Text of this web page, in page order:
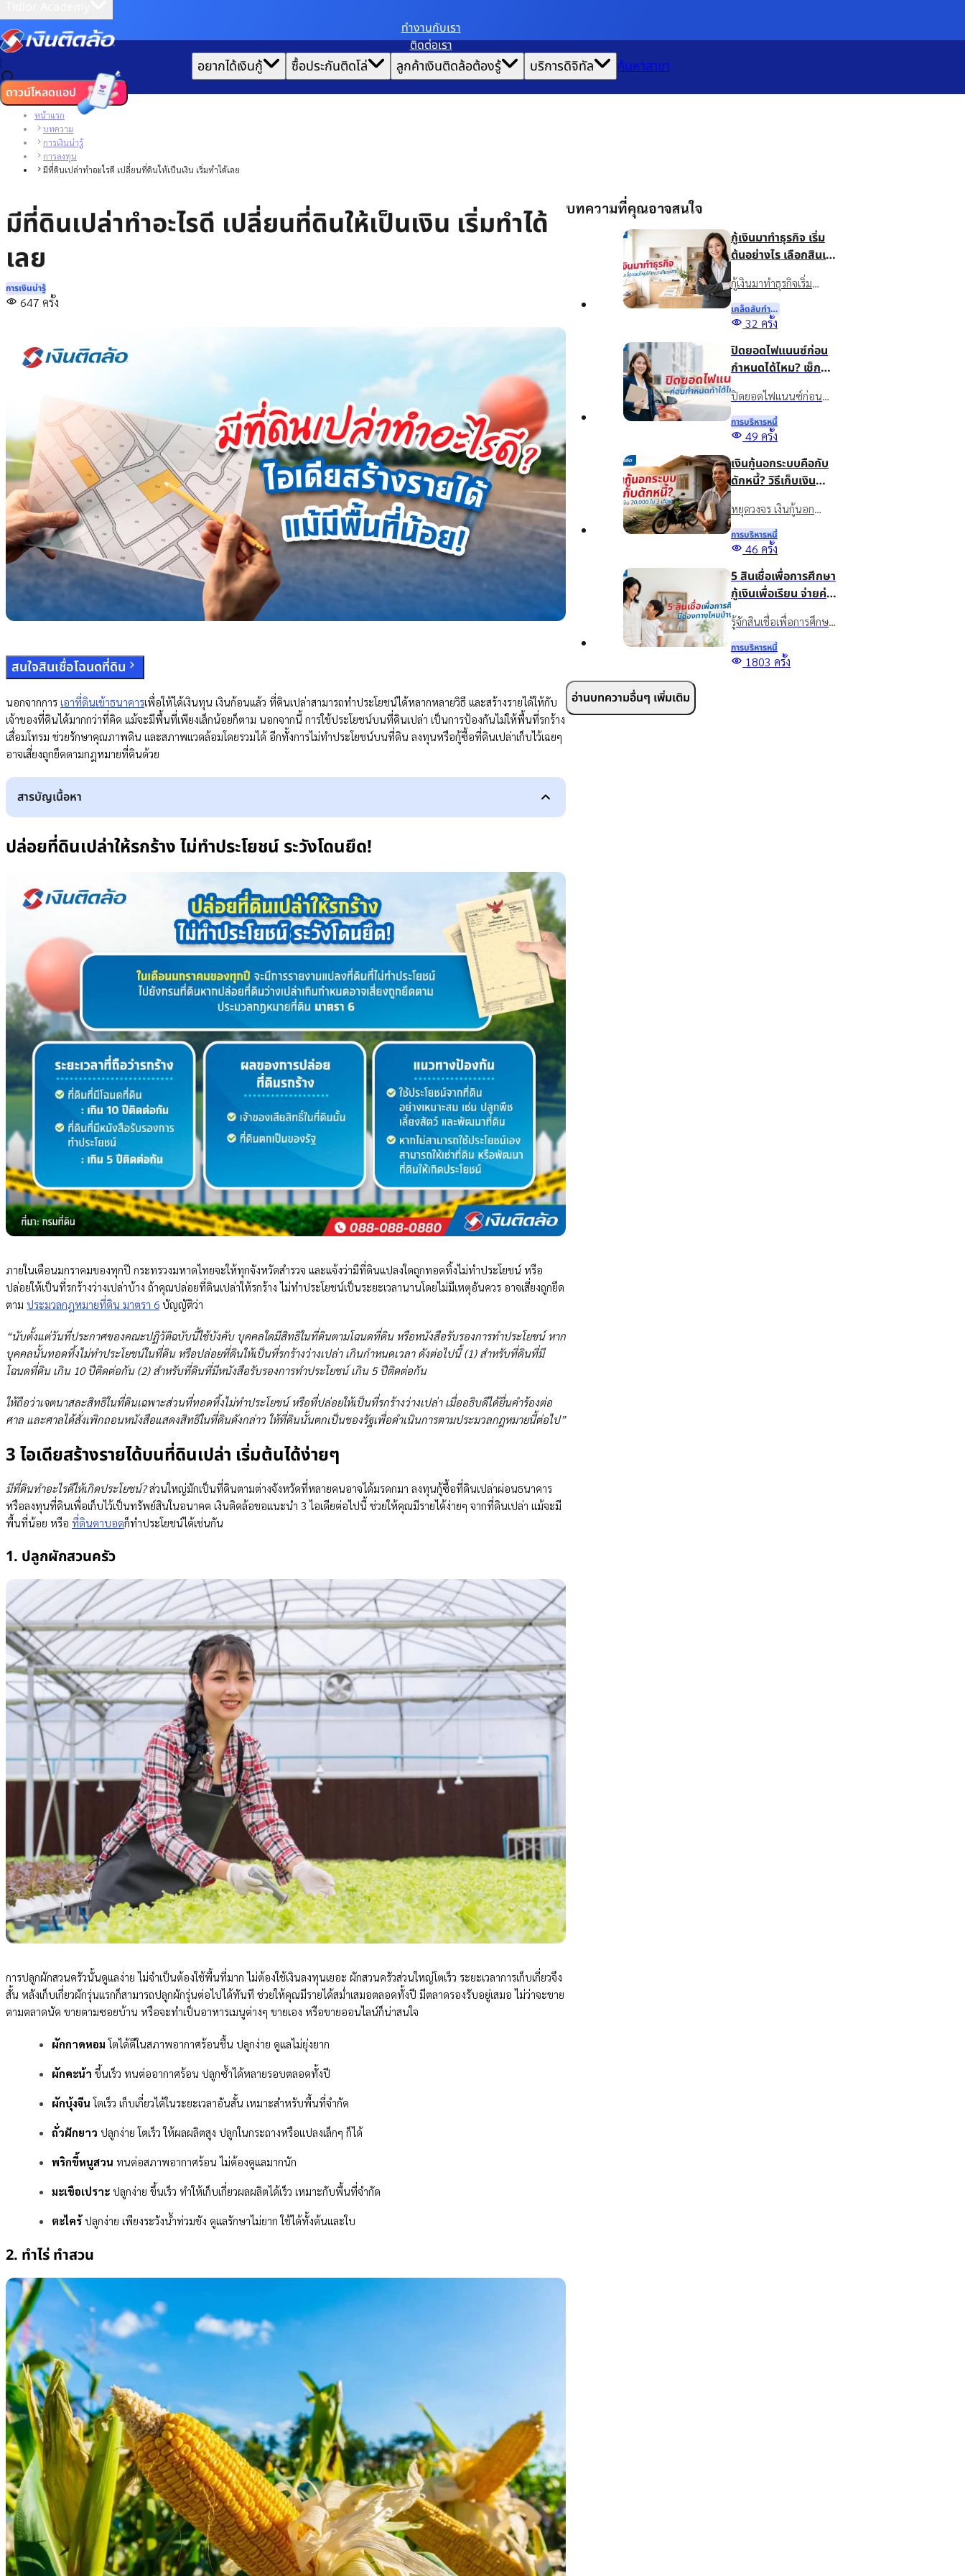
ทํางานกับเรา
ติดต่อเรา
| อยากได้เงินกู้ ซื้อประกันติดโล่ ลูกค้าเงินติดล้อต้องรู้ บริการดิจิทัล ค้นหาสาขา
ดาวน์โหลดแอป
หน้าแรก
บทความ
การเงินน่ารู้
การลงทุน
มีที่ดินเปล่าทำอะไรดี เปลี่ยนที่ดินให้เป็นเงิน เริ่มทำได้เลย
มีที่ดินเปล่าทำอะไรดี เปลี่ยนที่ดินให้เป็นเงิน เริ่มทำได้
เลย
การเงินน่ารู้
647 ครั้ง
สนใจสินเชื่อโฉนดที่ดิน
นอกจากการ เอาที่ดินเข้าธนาคารเพื่อให้ได้เงินทุน เงินก้อนแล้ว ที่ดินเปล่าสามารถทำประโยชน์ได้หลากหลายวิธี และสร้างรายได้ให้กับ
เจ้าของที่ดินได้มากกว่าที่คิด แม้จะมีพื้นที่เพียงเล็กน้อยก็ตาม นอกจากนี้ การใช้ประโยชน์บนที่ดินเปล่า เป็นการป้องกันไม่ให้พื้นที่รกร้าง
เสื่อมโทรม ช่วยรักษาคุณภาพดิน และสภาพแวดล้อมโดยรวมได้ อีกทั้งการไม่ทำประโยชน์บนที่ดิน ลงทุนหรือกู้ซื้อที่ดินเปล่าเก็บไว้เฉยๆ
อาจเสี่ยงถูกยึดตามกฎหมายที่ดินด้วย
สารบัญเนื้อหา
ปล่อยที่ดินเปล่าให้รกร้าง ไม่ทำประโยชน์ ระวังโดนยึด!
1. ปลูกผักสวนครัว
มีที่ดินเปล่าในเมืองทำอะไรดี?
สรุป มีที่ดินเปล่าทำอะไรดีให้ได้เงิน
ปล่อยที่ดินเปล่าให้รกร้าง ไม่ทำประโยชน์ ระวังโดนยึด!
ภายในเดือนมกราคมของทุกปี กระทรวงมหาดไทยจะให้ทุกจังหวัดสำรวจ และแจ้งว่ามีที่ดินแปลงใดถูกทอดทิ้งไม่ทำประโยชน์ หรือ
ปล่อยให้เป็นที่รกร้างว่างเปล่าบ้าง ถ้าคุณปล่อยที่ดินเปล่าให้รกร้าง ไม่ทำประโยชน์เป็นระยะเวลานานโดยไม่มีเหตุอันควร อาจเสี่ยงถูกยึด
ตาม ประมวลกฎหมายที่ดิน มาตรา 6 บัญญัติว่า
“นับตั้งแต่วันที่ประกาศของคณะปฏิวัติฉบับนี้ใช้บังคับ บุคคลใดมีสิทธิในที่ดินตามโฉนดที่ดิน หรือหนังสือรับรองการทำประโยชน์ หาก
บุคคลนั้นทอดทิ้งไม่ทำประโยชน์ในที่ดิน หรือปล่อยที่ดินให้เป็นที่รกร้างว่างเปล่า เกินกำหนดเวลา ดังต่อไปนี้ (1) สำหรับที่ดินที่มี
โฉนดที่ดิน เกิน 10 ปีติดต่อกัน (2) สำหรับที่ดินที่มีหนังสือรับรองการทำประโยชน์ เกิน 5 ปีติดต่อกัน
ให้ถือว่าเจตนาสละสิทธิในที่ดินเฉพาะส่วนที่ทอดทิ้งไม่ทำประโยชน์ หรือที่ปล่อยให้เป็นที่รกร้างว่างเปล่า เมื่ออธิบดีได้ยื่นคำร้องต่อ
ศาล และศาลได้สั่งเพิกถอนหนังสือแสดงสิทธิในที่ดินดังกล่าว ให้ที่ดินนั้นตกเป็นของรัฐเพื่อดำเนินการตามประมวลกฎหมายนี้ต่อไป”
3 ไอเดียสร้างรายได้บนที่ดินเปล่า เริ่มต้นได้ง่ายๆ
มีที่ดินทําอะไรดีให้เกิดประโยชน์?ส่วนใหญ่มักเป็นที่ดินตามต่างจังหวัดที่หลายคนอาจได้มรดกมา ลงทุนกู้ซื้อที่ดินเปล่าผ่อนธนาคาร
หรือลงทุนที่ดินเพื่อเก็บไว้เป็นทรัพย์สินในอนาคต เงินติดล้อขอแนะนำ 3 ไอเดียต่อไปนี้ ช่วยให้คุณมีรายได้ง่ายๆ จากที่ดินเปล่า แม้จะมี
พื้นที่น้อย หรือ ที่ดินตาบอดก็ทำประโยชน์ได้เช่นกัน
1. ปลูกผักสวนครัว
การปลูกผักสวนครัวนั้นดูแลง่าย ไม่จำเป็นต้องใช้พื้นที่มาก ไม่ต้องใช้เงินลงทุนเยอะ ผักสวนครัวส่วนใหญ่โตเร็ว ระยะเวลาการเก็บเกี่ยวจึง
สั้น หลังเก็บเกี่ยวผักรุ่นแรกก็สามารถปลูกผักรุ่นต่อไปได้ทันที ช่วยให้คุณมีรายได้สม่ำเสมอตลอดทั้งปี มีตลาดรองรับอยู่เสมอ ไม่ว่าจะขาย
ตามตลาดนัด ขายตามซอยบ้าน หรือจะทำเป็นอาหารเมนูต่างๆ ขายเอง หรือขายออนไลน์ก็น่าสนใจ
ผักกาดหอม โตได้ดีในสภาพอากาศร้อนชื้น ปลูกง่าย ดูแลไม่ยุ่งยาก
ผักคะน้า ขึ้นเร็ว ทนต่ออากาศร้อน ปลูกซ้ำได้หลายรอบตลอดทั้งปี
ผักบุ้งจีน โตเร็ว เก็บเกี่ยวได้ในระยะเวลาอันสั้น เหมาะสำหรับพื้นที่จำกัด
ถั่วฝักยาว ปลูกง่าย โตเร็ว ให้ผลผลิตสูง ปลูกในกระถางหรือแปลงเล็กๆ ก็ได้
พริกขี้หนูสวน ทนต่อสภาพอากาศร้อน ไม่ต้องดูแลมากนัก
มะเขือเปราะ ปลูกง่าย ขึ้นเร็ว ทำให้เก็บเกี่ยวผลผลิตได้เร็ว เหมาะกับพื้นที่จำกัด
ตะไคร้ปลูกง่าย เพียงระวังน้ำท่วมขัง ดูแลรักษาไม่ยาก ใช้ได้ทั้งต้นและใบ
2. ทำไร่ ทำสวน
บทความที่คุณอาจสนใจ
กู้เงินมาทำธุรกิจ เริ่ม
ต้นอย่างไร เลือกสินเชื่อ
แบบไหนให้เหมาะกับ
ธุรกิจ
กู้เงินมาทำธุรกิจเริ่ม
อย่างไรดี? แนะนำวิธี
วางแผนเงินทุน เลือกสิน
พร้อมรู้จักสินเชื่อเงินติด
ล้อเพื่อเพิ่มสภาพคล่อง
อย่างเหมาะสม
เคล็ดลับทําธุรกิจ
32 ครั้ง
ปิดยอดไฟแนนซ์ก่อน
กำหนดได้ไหม? เช็ก
เงื่อนไขก่อนปิดบัญชี
ปิดยอดไฟแนนซ์ก่อน
กำหนดทำได้ไหม? รวม
ข้อดี ข้อควรเช็ก และทาง
กับเงินติดล้อ ให้เหมาะกับ
สถานการณ์ปัจจุบัน
การบริหารหนี้
49 ครั้ง
เงินกู้นอกระบบคือกับ
ดักหนี้? วิธีเก็บเงิน
20,000 ใน 3 เดือน
หยุดวงจร เงินกู้นอก
ระบบ ด้วยวิธีออมเงิน
เผยเทคนิคเก็บเงิน
รายได้ไม่แน่นอน พร้อม
ทางออกแก้หนี้อย่างยั่งยืน
ด้วยสินเชื่อทะเบียนรถ
การบริหารหนี้
46 ครั้ง
5 สินเชื่อเพื่อการศึกษา
กู้เงินเพื่อเรียน จ่ายค่า
เทอม มีช่องทางไหน
บ้าง?
รู้จักสินเชื่อเพื่อการศึกษา
คืออะไร พร้อมรวมแหล่ง
ขอสินเชื่อเพื่อการศึกษา กู้
การบริหารหนี้
1803 ครั้ง
อ่านบทความอื่นๆ เพิ่มเติม